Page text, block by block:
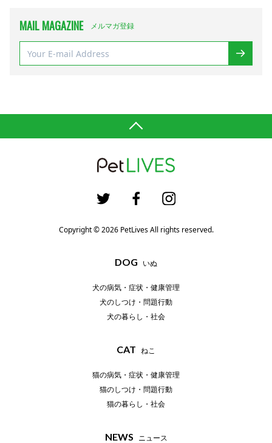
MAIL MAGAZINE メルマガ登録
Copyright © 2026 PetLives All rights reserved.
DOG いぬ
犬の病気・症状・健康管理
犬のしつけ・問題行動
犬の暮らし・社会
CAT ねこ
猫の病気・症状・健康管理
猫のしつけ・問題行動
猫の暮らし・社会
NEWS ニュース